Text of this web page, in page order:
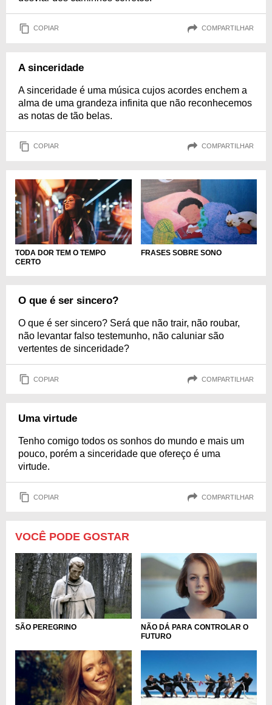
COPIAR COMPARTILHAR
A sinceridade
A sinceridade é uma música cujos acordes enchem a
alma de uma grandeza infinita que não reconhecemos
as notas de tão belas.
COPIAR COMPARTILHAR
TODA DOR TEM O TEMPO
CERTO
FRASES SOBRE SONO
O que é ser sincero?
O que é ser sincero? Será que não trair, não roubar,
não levantar falso testemunho, não caluniar são
vertentes de sinceridade?
COPIAR COMPARTILHAR
Uma virtude
Tenho comigo todos os sonhos do mundo e mais um
pouco, porém a sinceridade que ofereço é uma
virtude.
COPIAR COMPARTILHAR
VOCÊ PODE GOSTAR
SÃO PEREGRINO
NÃO DÁ PARA CONTROLAR O
FUTURO